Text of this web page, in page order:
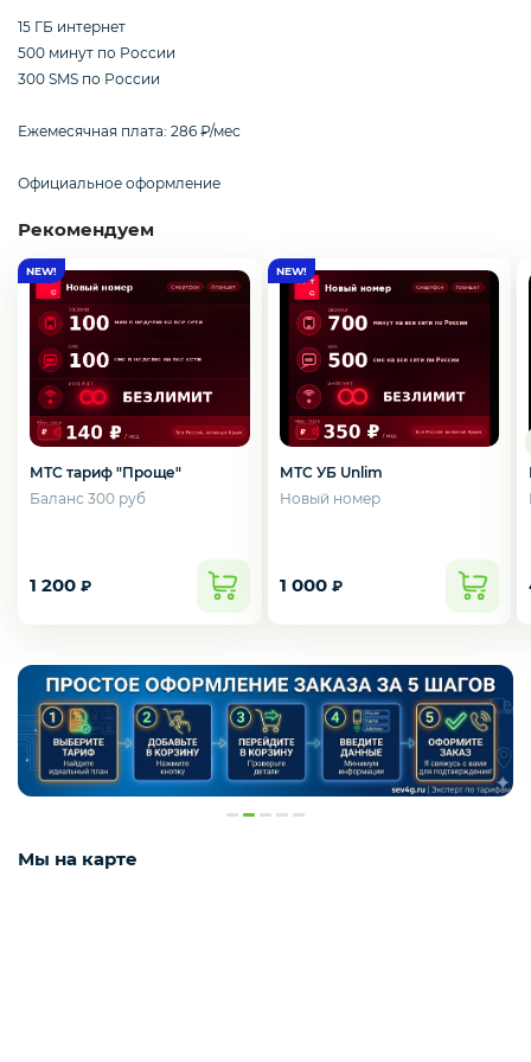
Комплектующие ПК
3D
15 ГБ интернет
500 минут по России
300 SMS по России
Ежемесячная плата: 286 ₽/мес
Официальное оформление
Рекомендуем
МТС тариф "Проще"
Баланс 300 руб
1 200 ₽
МТС УБ Unlim
Новый номер
1 000 ₽
Мы на карте